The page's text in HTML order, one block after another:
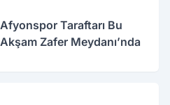
Afyonspor Taraftarı Bu
Akşam Zafer Meydanı’nda